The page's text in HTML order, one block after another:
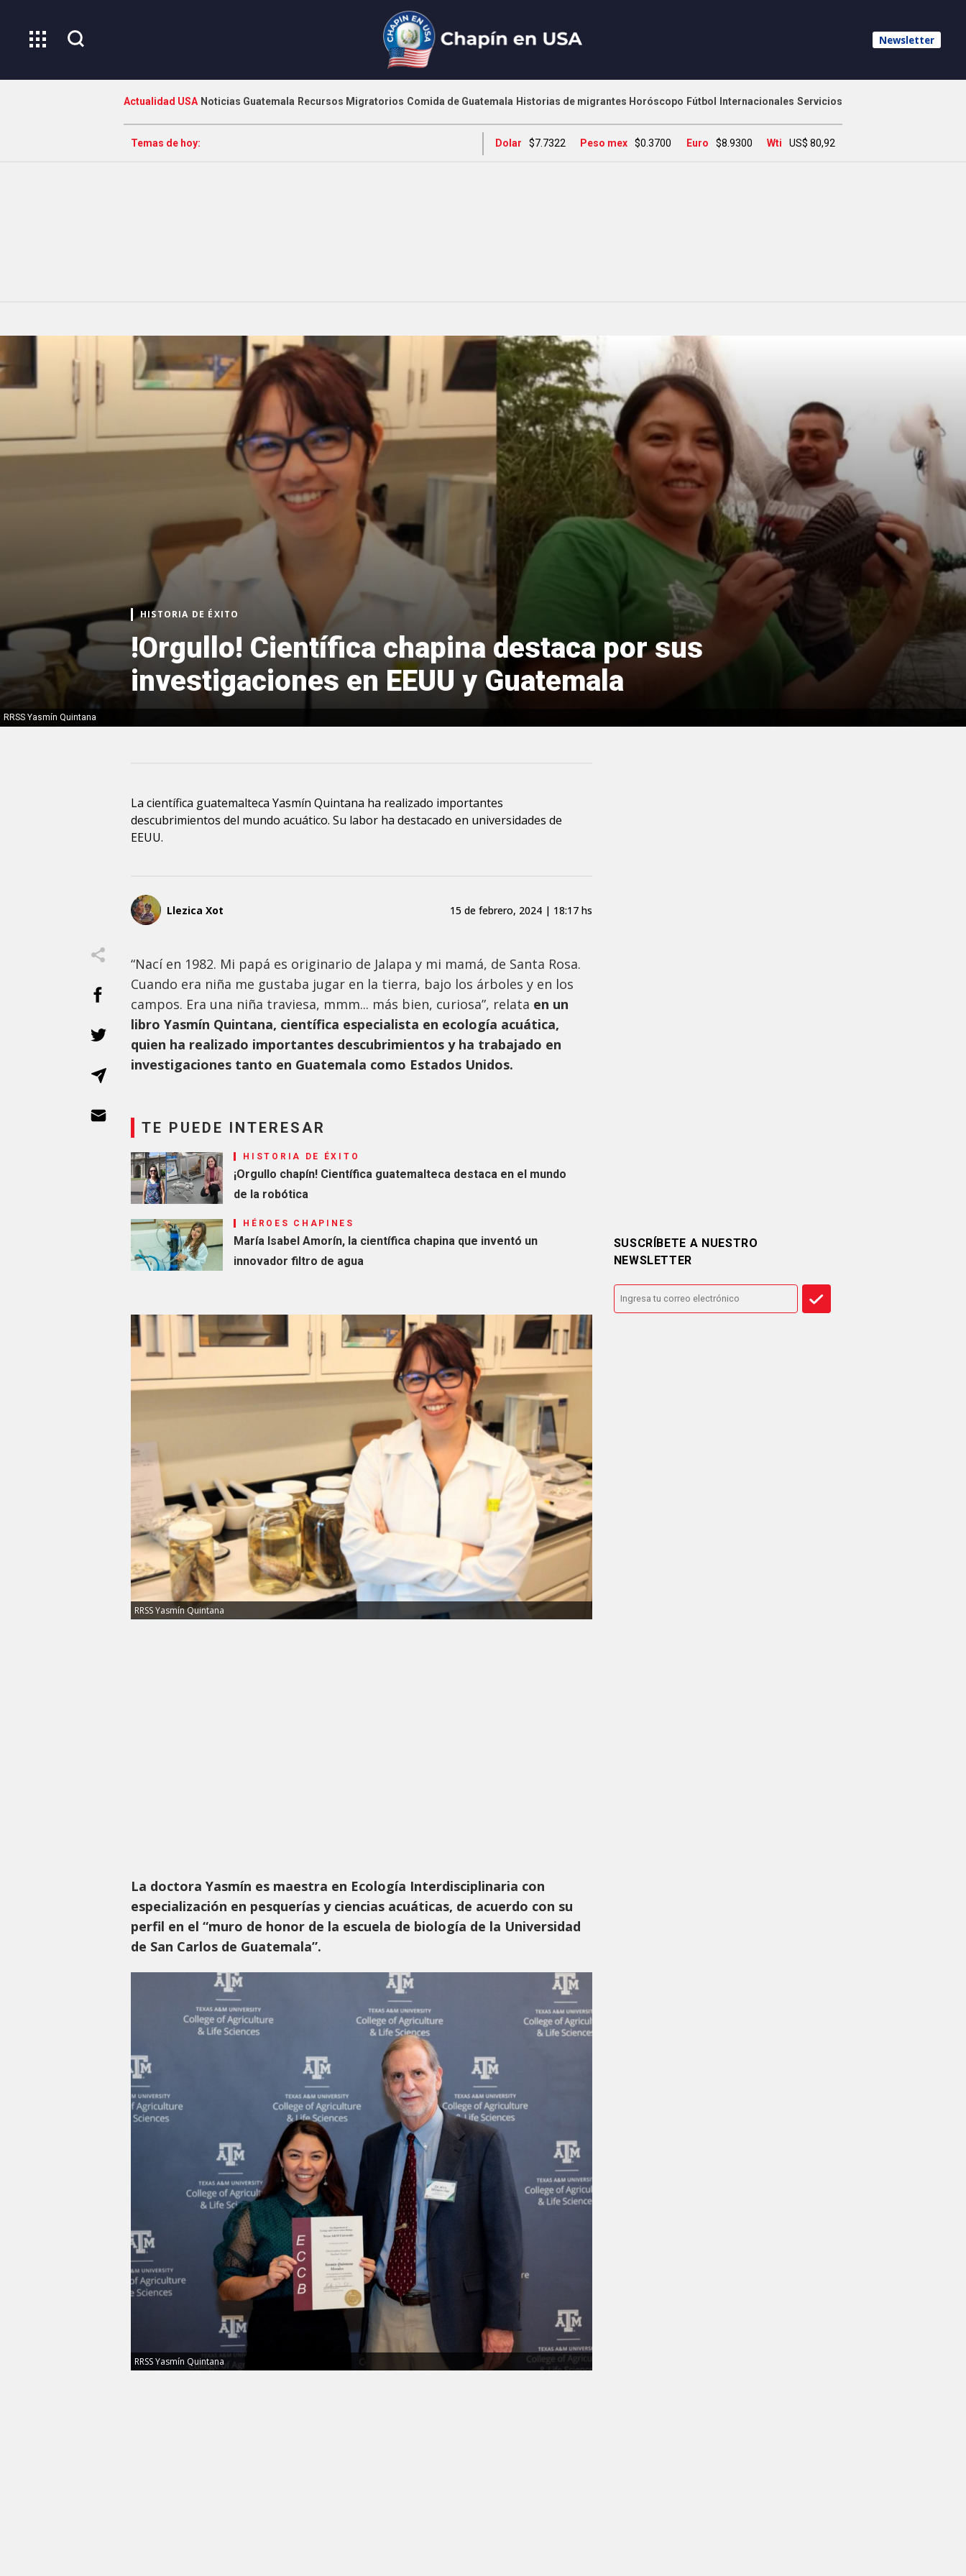
Newsletter
Actualidad USA Noticias Guatemala Recursos Migratorios Comida de Guatemala Historias de migrantes Horóscopo Fútbol Internacionales Servicios
Temas de hoy: Dolar $7.7322 Peso mex $0.3700 Euro $8.9300 Wti US$ 80,92
RRSS Yasmín Quintana
HISTORIA DE ÉXITO
!Orgullo! Científica chapina destaca por sus
investigaciones en EEUU y Guatemala
La científica guatemalteca Yasmín Quintana ha realizado importantes
descubrimientos del mundo acuático. Su labor ha destacado en universidades de
EEUU.
Llezica Xot 15 de febrero, 2024 | 18:17 hs
“Nací en 1982. Mi papá es originario de Jalapa y mi mamá, de Santa Rosa.
Cuando era niña me gustaba jugar en la tierra, bajo los árboles y en los
campos. Era una niña traviesa, mmm... más bien, curiosa”, relata en un
libro Yasmín Quintana, científica especialista en ecología acuática,
quien ha realizado importantes descubrimientos y ha trabajado en
investigaciones tanto en Guatemala como Estados Unidos.
TE PUEDE INTERESAR
HISTORIA DE ÉXITO
¡Orgullo chapín! Científica guatemalteca destaca en el mundo
de la robótica
HÉROES CHAPINES
María Isabel Amorín, la científica chapina que inventó un
innovador filtro de agua
RRSS Yasmín Quintana
La doctora Yasmín es maestra en Ecología Interdisciplinaria con
especialización en pesquerías y ciencias acuáticas, de acuerdo con su
perfil en el “muro de honor de la escuela de biología de la Universidad
de San Carlos de Guatemala”.
RRSS Yasmín Quintana
SUSCRÍBETE A NUESTRO
NEWSLETTER